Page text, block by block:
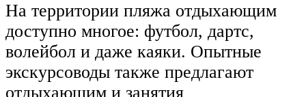
На территории пляжа отдыхающим
доступно многое: футбол, дартс,
волейбол и даже каяки. Опытные
экскурсоводы также предлагают
отдыхающим и занятия